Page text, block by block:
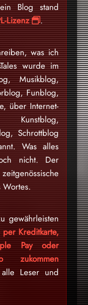
Blog stand
Lizenz .
was ich
wurde im
Musikblog,
Funblog,
über Internet-
Kunstblog,
Schrottblog
Was alles
nicht. Der
Wortes.
gewährleisten
per Kreditkarte,
Pay oder
zukommen
Leser und